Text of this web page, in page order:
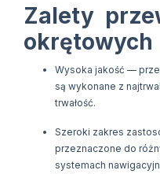
Zalety
okrętowych
Wysoka jakość —
są wykonane z
trwałość.
Szeroki zakres
przeznaczone do
systemach